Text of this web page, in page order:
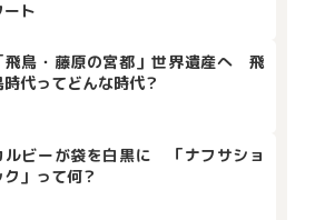
ート
飛鳥・藤原の宮都」世界遺産へ 飛
時代ってどんな時代？
ルビーが袋を白黒に 「ナフサショ
ク」って何？